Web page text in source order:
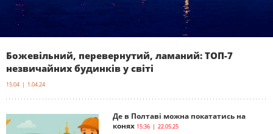
Божевільний, перевернутий, ламаний: ТОП-7
незвичайних будинків у світі
15:04 | 1.04.24
Де в Полтаві можна покататись на
конях 15:36 | 22.05.25